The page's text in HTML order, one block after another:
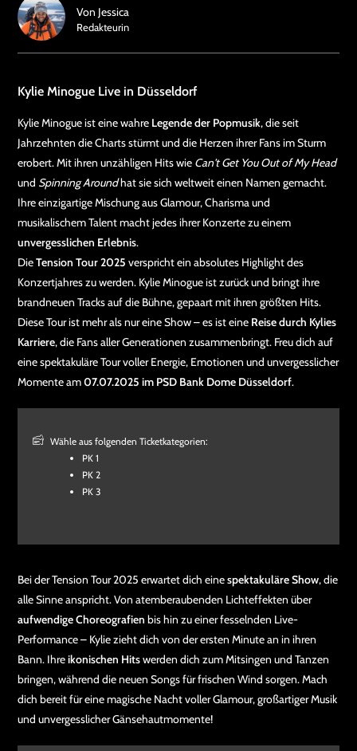
Kylie Minogue Live in Düsseldorf
Kylie Minogue ist eine wahre Legende der Popmusik, die seit
Jahrzehnten die Charts stürmt und die Herzen ihrer Fans im Sturm
erobert. Mit ihren unzähligen Hits wie Can't Get You Out of My Head
und Spinning Aroundhat sie sich weltweit einen Namen gemacht.
Ihre einzigartige Mischung aus Glamour, Charisma und
musikalischem Talent macht jedes ihrer Konzerte zu einem
unvergesslichen Erlebnis.
DieTension Tour 2025 verspricht ein absolutes Highlight des
Konzertjahres zu werden. Kylie Minogue ist zurück und bringt ihre
brandneuen Tracks auf die Bühne, gepaart mit ihren größten Hits.
Diese Tour ist mehr als nur eine Show – es ist eine Reise durch Kylies
Karriere, die Fans aller Generationen zusammenbringt. Freu dich auf
eine spektakuläre Tour voller Energie, Emotionen und unvergesslicher
Momente am07.07.2025 im PSD Bank Dome Düsseldorf.
Wähle aus folgenden Ticketkategorien:
PK 1
PK 2
PK 3
Bei der Tension Tour 2025 erwartet dich einespektakuläre Show, die
alle Sinne anspricht. Von atemberaubenden Lichteffekten über
aufwendige Choreografien bis hin zu einer fesselnden Live-
Performance – Kylie zieht dich von der ersten Minute an in ihren
Bann. Ihreikonischen Hitswerden dich zum Mitsingen und Tanzen
bringen, während die neuen Songs für frischen Wind sorgen. Mach
dich bereit für eine magische Nacht voller Glamour, großartiger Musik
und unvergesslicher Gänsehautmomente!
Von Jessica
Redakteurin